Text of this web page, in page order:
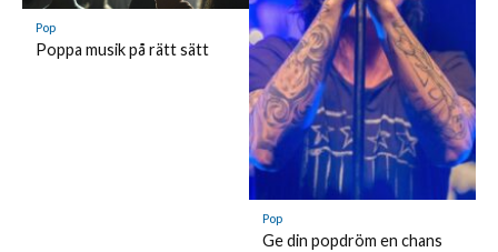
Pop
Poppa musik på rätt sätt
Pop
Ge din popdröm en chans